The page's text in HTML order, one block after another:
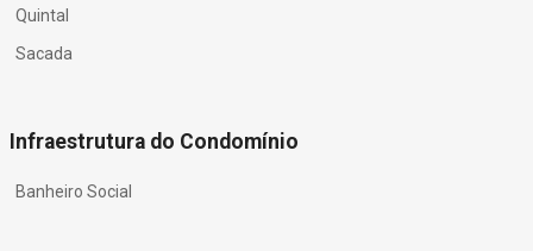
Quintal
Sacada
Infraestrutura do Condomínio
Banheiro Social